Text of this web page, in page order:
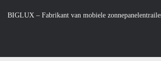
BIGLUX – Fabrikant van mobiele